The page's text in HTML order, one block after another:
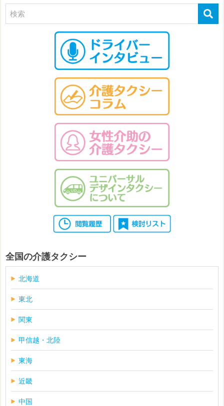
全国の介護タクシー
北海道
東北
関東
甲信越・北陸
東海
近畿
中国